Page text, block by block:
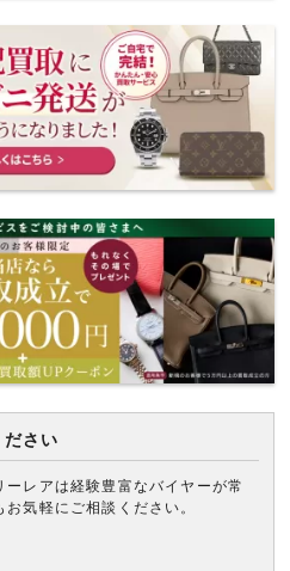
さい
レアは経験豊富なバイヤーが常
気軽にご相談ください。